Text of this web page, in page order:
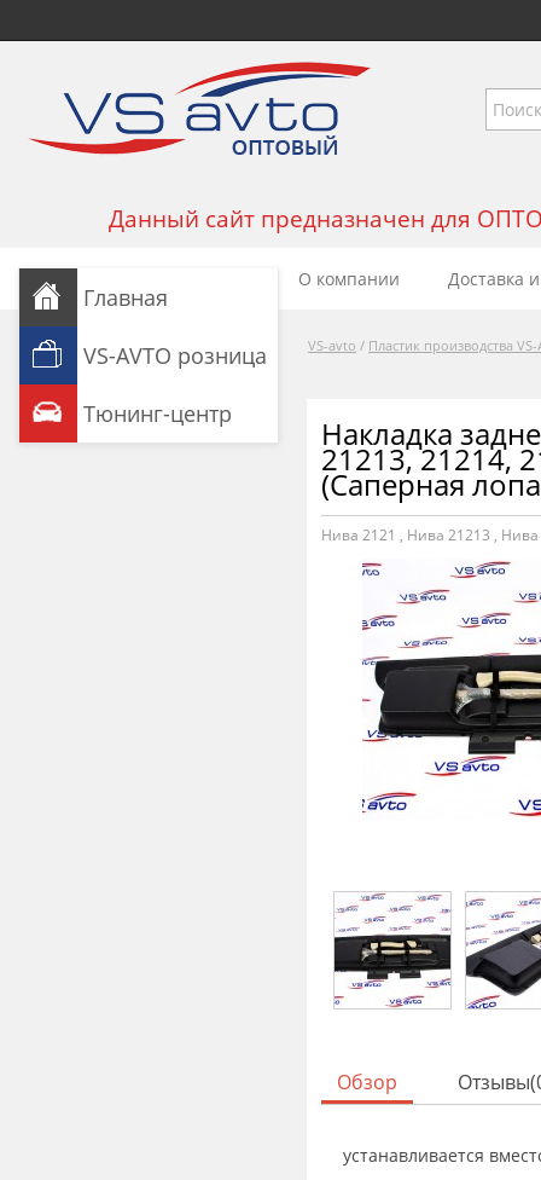
Данный сайт предназначен для
О компании Доставка
VS-avto / Пластик производства VS-
Главная
VS-AVTO розница
Тюнинг-центр
Накладка
21213, 21214,
(Саперная
Нива 2121 , Нива 21213 , Нива
Обзор
устанавливается